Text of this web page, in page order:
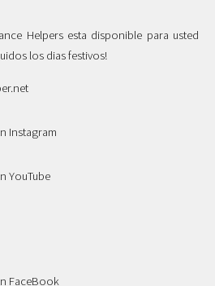
Helpers esta disponible para usted
los dias festivos!
Instagram
YouTube
FaceBook